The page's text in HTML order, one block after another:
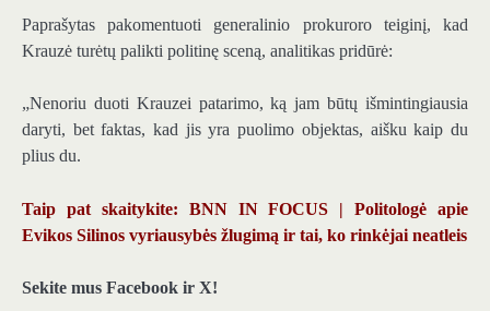
Paprašytas pakomentuoti generalinio prokuroro teiginį, kad
Krauzė turėtų palikti politinę sceną, analitikas pridūrė:
„Nenoriu duoti Krauzei patarimo, ką jam būtų išmintingiausia
daryti, bet faktas, kad jis yra puolimo objektas, aišku kaip du
plius du.
Taip pat skaitykite: BNN IN FOCUS | Politologė apie
Evikos Silinos vyriausybės žlugimą ir tai, ko rinkėjai neatleis
Sekite mus Facebook ir X!